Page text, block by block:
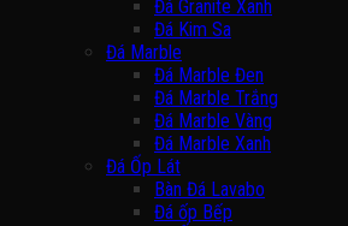
Đá Granite Xanh
Đá Kim Sa
Đá Marble
Đá Marble Đen
Đá Marble Trắng
Đá Marble Vàng
Đá Marble Xanh
Đá Ốp Lát
Bàn Đá Lavabo
Đá ốp Bếp